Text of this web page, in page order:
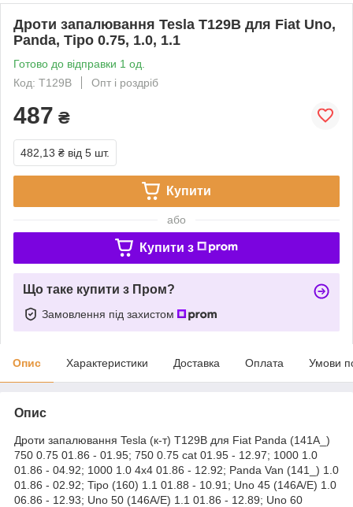
Дроти запалювання Tesla T129B для Fiat Uno,
Panda, Tipo 0.75, 1.0, 1.1
Готово до відправки 1 од.
Код: T129B
Опт і роздріб
487 ₴
482,13 ₴ від 5 шт.
Купити
або
Купити з
Що таке купити з Пром?
Замовлення під захистом
Опис Характеристики Доставка Оплата Умови
Опис
Дроти запалювання Tesla (к-т) T129B для Fiat Panda (141A_)
750 0.75 01.86 - 01.95; 750 0.75 cat 01.95 - 12.97; 1000 1.0
01.86 - 04.92; 1000 1.0 4x4 01.86 - 12.92; Panda Van (141_) 1.0
01.86 - 02.92; Tipo (160) 1.1 01.88 - 10.91; Uno 45 (146A/E) 1.0
06.86 - 12.93; Uno 50 (146A/E) 1.1 01.86 - 12.89; Uno 60